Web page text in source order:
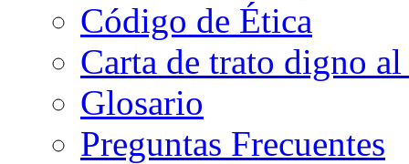
Código de Ética
Carta de trato digno
Glosario
Preguntas Frecuentes